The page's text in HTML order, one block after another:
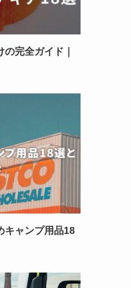
完全ガイド｜
キャンプ用品18